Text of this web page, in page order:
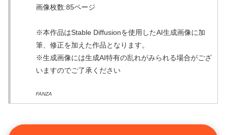
画像枚数:85ページ
※本作品はStable Diffusionを使用したAI生成画像に加
筆、修正を加えた作品となります。
※生成画像には生成AI特有の乱れがみられる場合がござ
いますのでご了承ください
FANZA